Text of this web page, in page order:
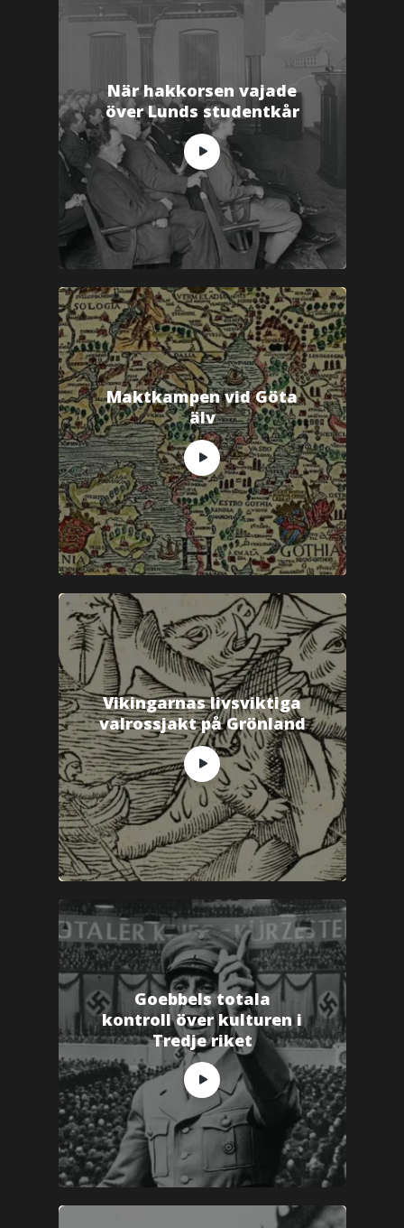
När hakkorsen vajade
över Lunds studentkår
Maktkampen vid Göta
älv
Vikingarnas livsviktiga
valrossjakt på Grönland
Goebbels totala
kontroll över kulturen i
Tredje riket